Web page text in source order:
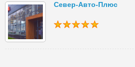
Север-Авто-Плюс